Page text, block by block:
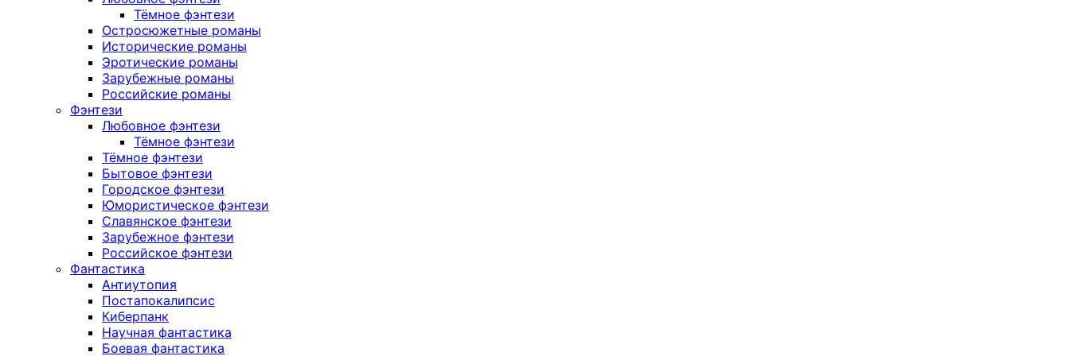
Тёмное фэнтези
Остросюжетные романы
Исторические романы
Эротические романы
Зарубежные романы
Российские романы
Фэнтези
Любовное фэнтези
Тёмное фэнтези
Тёмное фэнтези
Бытовое фэнтези
Городское фэнтези
Юмористическое фэнтези
Славянское фэнтези
Зарубежное фэнтези
Российское фэнтези
Фантастика
Антиутопия
Постапокалипсис
Киберпанк
Научная фантастика
Боевая фантастика